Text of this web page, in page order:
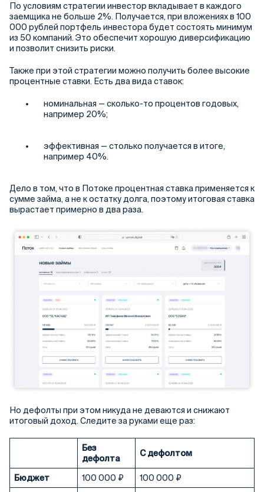
По условиям стратегии инвестор вкладывает в каждого
заемщика не больше 2%. Получается, при вложениях в 100
000 рублей портфель инвестора будет состоять минимум
из 50 компаний. Это обеспечит хорошую диверсификацию
и позволит снизить риски.
Также при этой стратегии можно получить более высокие
процентные ставки. Есть два вида ставок:
номинальная — сколько-то процентов годовых,
например 20%;
эффективная — столько получается в итоге,
например 40%.
Дело в том, что в Потоке процентная ставка применяется к
сумме займа, а не к остатку долга, поэтому итоговая ставка
вырастает примерно в два раза.
Но дефолты при этом никуда не деваются и снижают
итоговый доход. Следите за руками еще раз:
Без
дефолта
С дефолтом
Бюджет 100 000 ₽ 100 000 ₽